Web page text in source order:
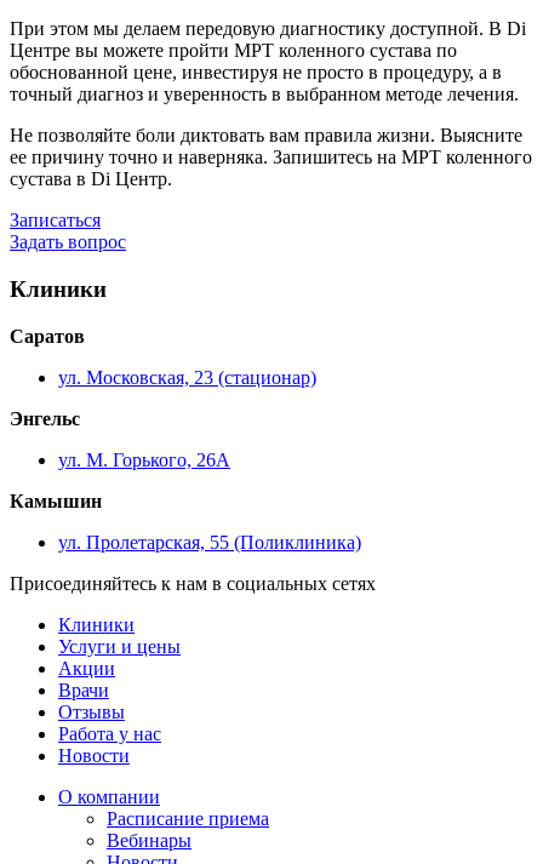
При этом мы делаем передовую диагностику доступной. В Di
Центре вы можете пройти МРТ коленного сустава по
обоснованной цене, инвестируя не просто в процедуру, а в
точный диагноз и уверенность в выбранном методе лечения.
Не позволяйте боли диктовать вам правила жизни. Выясните
ее причину точно и наверняка. Запишитесь на МРТ коленного
сустава в Di Центр.
Записаться
Задать вопрос
Клиники
Саратов
ул. Московская, 23 (стационар)
Энгельс
ул. М. Горького, 26А
Камышин
ул. Пролетарская, 55 (Поликлиника)
Присоединяйтесь к нам в социальных сетях
Клиники
Услуги и цены
Акции
Врачи
Отзывы
Работа у нас
Новости
О компании
Расписание приема
Вебинары